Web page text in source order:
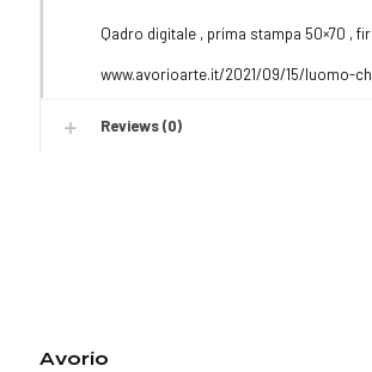
Qadro digitale , prima stampa 50×70 ,
www.avorioarte.it/2021/09/15/luomo-
Reviews (0)
Avorio